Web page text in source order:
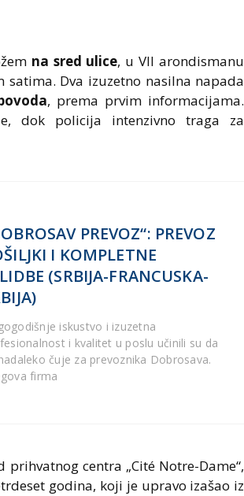
na sred ulice, u VII arondismanu
Dva izuzetno nasilna napada
, prema prvim informacijama.
dok policija intenzivno traga za
PREVOZ“: PREVOZ
I KOMPLETNE
(SRBIJA-FRANCUSKA-
iskustvo i izuzetna
i kvalitet u poslu učinili su da
čuje za prevoznika Dobrosava.
firma
centra „Cité Notre-Dame“,
godina, koji je upravo izašao iz